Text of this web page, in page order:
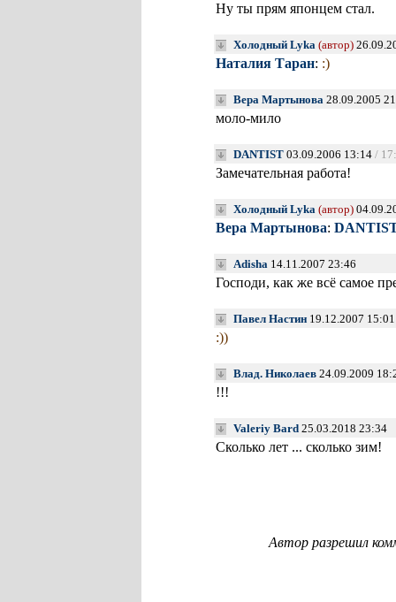
Ну ты прям японцем стал.
Холодный Lyka (автор)
Наталия Таран: :)
Вера Мартынова 28.09.2005
моло-мило
DANTIST 03.09.2006 13:14 /
Замечательная работа!
Холодный Lyka (автор)
Вера Мартынова:
Adisha 14.11.2007 23:46
Господи, как же всё самое
Павел Настин 19.12.2007
:))
Влад. Николаев 24.09.2009
!!!
Valeriy Bard 25.03.2018 23:34
Сколько лет ... сколько зим!
Автор разрешил